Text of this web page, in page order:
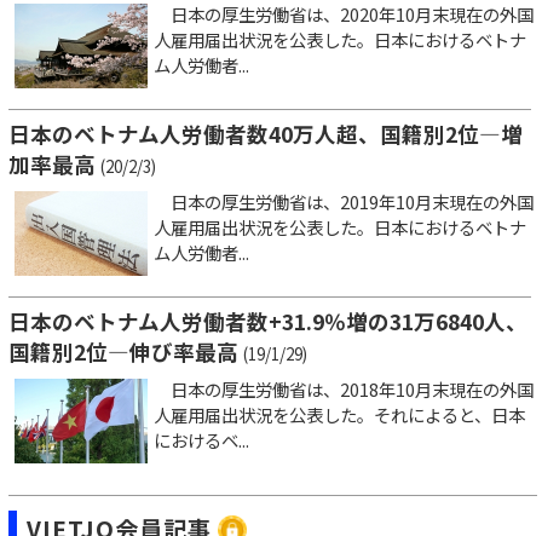
日本の厚生労働省は、2020年10月末現在の外国
人雇用届出状況を公表した。日本におけるベトナ
ム人労働者...
日本のベトナム人労働者数40万人超、国籍別2位―増
加率最高 (20/2/3)
日本の厚生労働省は、2019年10月末現在の外国
人雇用届出状況を公表した。日本におけるベトナ
ム人労働者...
日本のベトナム人労働者数+31.9％増の31万6840人、
国籍別2位―伸び率最高 (19/1/29)
日本の厚生労働省は、2018年10月末現在の外国
人雇用届出状況を公表した。それによると、日本
におけるベ...
VIETJO会員記事